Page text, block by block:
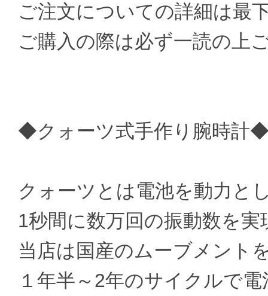
ご注文についての詳細は最
ご購入の際は必ず一読の上
◆クォーツ式手作り腕時計
クォーツとは電池を動力と
1秒間に数万回の振動数を
当店は国産のムーブメント
１年半～2年のサイクルで